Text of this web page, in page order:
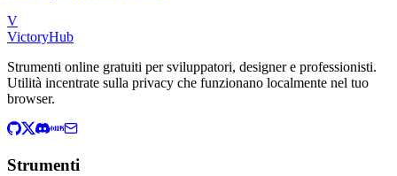
V
VictoryHub
Strumenti online gratuiti per sviluppatori, designer e professionisti.
Utilità incentrate sulla privacy che funzionano localmente nel tuo
browser.
Strumenti